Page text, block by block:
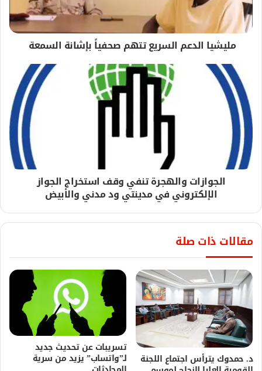
مليشيا الدعم السريع تتهم صحفياً بإشانة السمعة
الجوازات والهجرة تنفي وقف استخراج الجواز
الإلكتروني في مدينتي ود مدني والأبيض
مقالات ذات صلة
د. حمدوك يترأس اجتماع اللجنة
تسريبات عن تحديث جديد
لـ”واتساب” يزيد من سرية